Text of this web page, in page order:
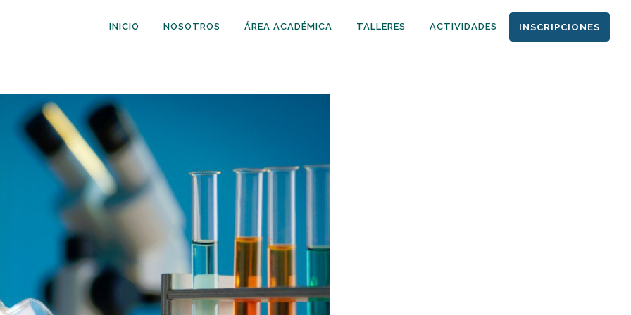
INICIO NOSOTROS ÁREA ACADÉMICA TALLERES ACTIVIDADES INSCRIPCIONES